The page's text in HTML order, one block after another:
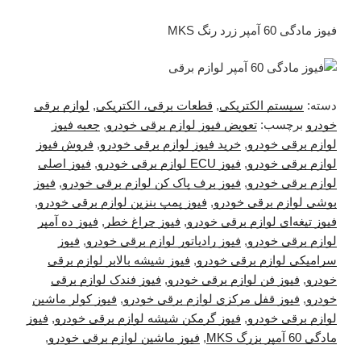
فیوز مادگی 60 آمپر زرد رنگ MKS
دسته: سیستم الکتریکی, قطعات برقی، الکتریکی, لوازم برقی
خودرو برچسب: تعویض فیوز لوازم برقی خودرو, جعبه فیوز
لوازم برقی خودرو, خرید فیوز لوازم برقی خودرو, فروش فیوز
لوازم برقی خودرو, فیوز ECU لوازم برقی خودرو , فیوز اصلی
لوازم برقی خودرو, فیوز برف پاک کن لوازم برقی خودرو, فیوز
بوشی لوازم برقی خودرو, فیوز پمپ بنزین لوازم برقی خودرو,
فیوز تیغه‌ای لوازم برقی خودرو, فیوز چراغ خطر , فیوز ده آمپر
لوازم برقی خودرو, فیوز رادیاتور لوازم برقی خودرو, فیوز
سرامیکی لوازم برقی خودرو, فیوز شیشه بالابر لوازم برقی
خودرو, فیوز فن لوازم برقی خودرو, فیوز فندک لوازم برقی
خودرو, فیوز قفل مرکزی لوازم برقی خودرو, فیوز کولر ماشین
لوازم برقی خودرو, فیوز گرمکن شیشه لوازم برقی خودرو, فیوز
مادگی 60 آمپر بزرگ MKS
, فیوز ماشین لوازم برقی خودرو,